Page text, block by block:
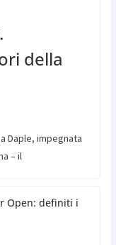
della
Daple, impegnata
– il
Open: definiti i